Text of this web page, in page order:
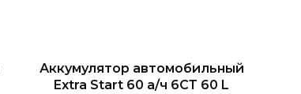
Аккумулятор автомобильный
Extra Start 60 а/ч 6СТ 60 L